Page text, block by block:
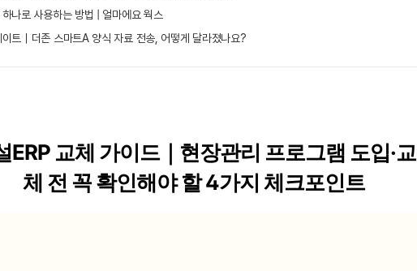
나로 사용하는 방법 | 얼마에요 웍스
트｜더존 스마트A 양식 자료 전송, 어떻게 달라졌나요?
ERP 교체 가이드｜현장관리 프로그램 도입·교
체 전 꼭 확인해야 할 4가지 체크포인트